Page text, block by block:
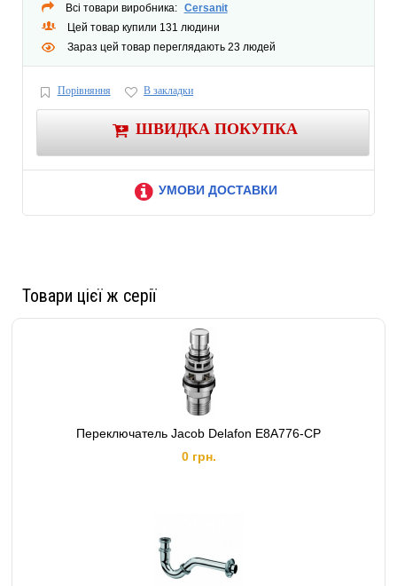
Всі товари виробника: Cersanit
Цей товар купили 131 людини
Зараз цей товар переглядають 23 людей
Порівняння В закладки
ШВИДКА ПОКУПКА
УМОВИ ДОСТАВКИ
Товари цієї ж серії
Переключатель Jacob Delafon E8A776-CP
0 грн.